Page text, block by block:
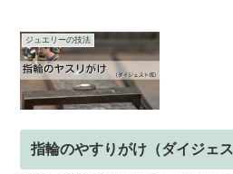
ジュエリーの技法
指輪のやすりがけ（ダイジェス